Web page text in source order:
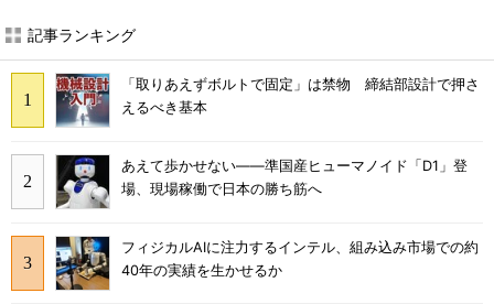
記事ランキング
「取りあえずボルトで固定」は禁物 締結部設計で押さ
えるべき基本
あえて歩かせない――準国産ヒューマノイド「D1」登
場、現場稼働で日本の勝ち筋へ
フィジカルAIに注力するインテル、組み込み市場での約
40年の実績を生かせるか